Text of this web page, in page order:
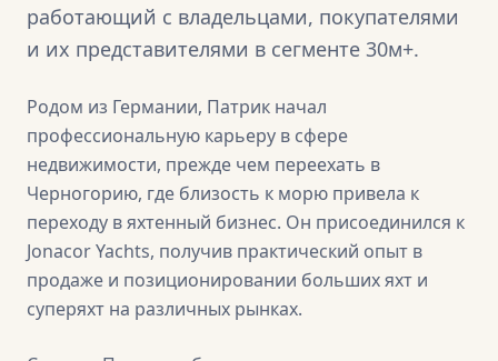
работающий с владельцами, покупателями
и их представителями в сегменте 30м+.
Родом из Германии, Патрик начал
профессиональную карьеру в сфере
недвижимости, прежде чем переехать в
Черногорию, где близость к морю привела к
переходу в яхтенный бизнес. Он присоединился к
Jonacor Yachts, получив практический опыт в
продаже и позиционировании больших яхт и
суперяхт на различных рынках.